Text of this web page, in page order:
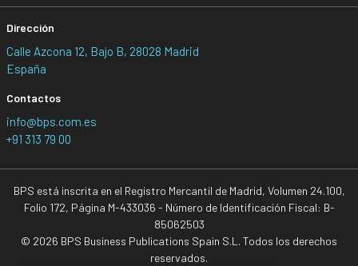
Dirección
Calle Azcona 12, Bajo B, 28028 Madrid
España
Contactos
info@bps.com.es
+91 313 79 00
BPS está inscrita en el Registro Mercantil de Madrid, Volumen 24.100,
Folio 172, Página M-433036 - Número de Identificación Fiscal: B-
85062503
© 2026 BPS Business Publications Spain S.L. Todos los derechos
reservados.